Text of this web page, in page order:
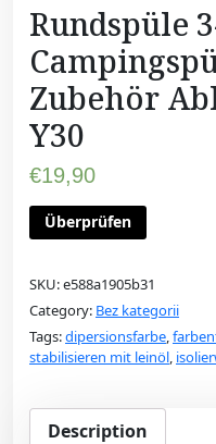
Rundspüle
Zubehör
Y30
€19,90
Überprüfen
SKU:e588a1905b31
Category: Bez kategorii
Tags:dipersionsfarbe,
stabilisieren mit leinöl,
Description